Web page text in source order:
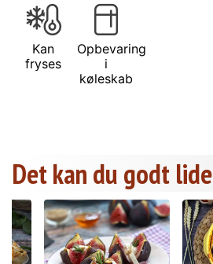
Kan
fryses
Opbevaring
i
køleskab
Det kan du godt lide